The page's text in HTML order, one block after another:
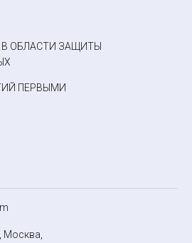
ОБЛАСТИ ЗАЩИТЫ
ПЕРВЫМИ
Москва,